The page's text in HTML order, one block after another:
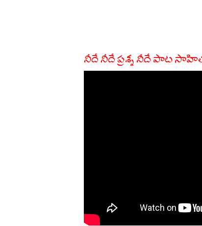
నీదే నీదే ప్రశ్న నీదే పాట